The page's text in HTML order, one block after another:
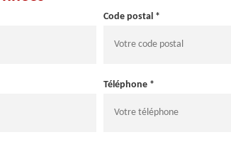
Code postal *
Téléphone *